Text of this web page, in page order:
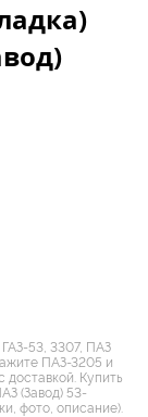
53, 3307, ПАЗ
ПАЗ-3205 и
Купить
(Завод) 53-
фото, описание).